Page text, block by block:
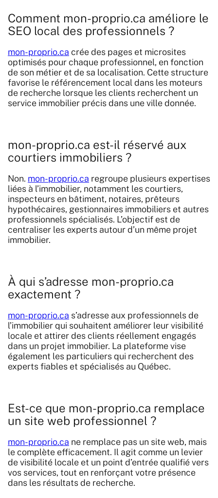
Comment mon-proprio.ca améliore le
SEO local des professionnels ?
mon-proprio.ca crée des pages et microsites
optimisés pour chaque professionnel, en fonction
de son métier et de sa localisation. Cette structure
favorise le référencement local dans les moteurs
de recherche lorsque les clients recherchent un
service immobilier précis dans une ville donnée.
mon-proprio.ca est-il réservé aux
courtiers immobiliers ?
Non. mon-proprio.ca regroupe plusieurs expertises
liées à l’immobilier, notamment les courtiers,
inspecteurs en bâtiment, notaires, prêteurs
hypothécaires, gestionnaires immobiliers et autres
professionnels spécialisés. L’objectif est de
centraliser les experts autour d’un même projet
immobilier.
À qui s’adresse mon-proprio.ca
exactement ?
mon-proprio.ca s’adresse aux professionnels de
l’immobilier qui souhaitent améliorer leur visibilité
locale et attirer des clients réellement engagés
dans un projet immobilier. La plateforme vise
également les particuliers qui recherchent des
experts fiables et spécialisés au Québec.
Est-ce que mon-proprio.ca remplace
un site web professionnel ?
mon-proprio.ca ne remplace pas un site web, mais
le complète efficacement. Il agit comme un levier
de visibilité locale et un point d’entrée qualifié vers
vos services, tout en renforçant votre présence
dans les résultats de recherche.